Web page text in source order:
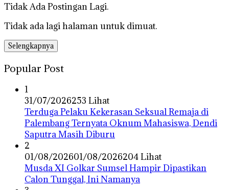
Tidak Ada Postingan Lagi.
Tidak ada lagi halaman untuk dimuat.
Selengkapnya
Popular Post
1
31/07/2026253 Lihat
Terduga Pelaku Kekerasan Seksual Remaja di
Palembang Ternyata Oknum Mahasiswa, Dendi
Saputra Masih Diburu
2
01/08/202601/08/2026204 Lihat
Musda XI Golkar Sumsel Hampir Dipastikan
Calon Tunggal, Ini Namanya